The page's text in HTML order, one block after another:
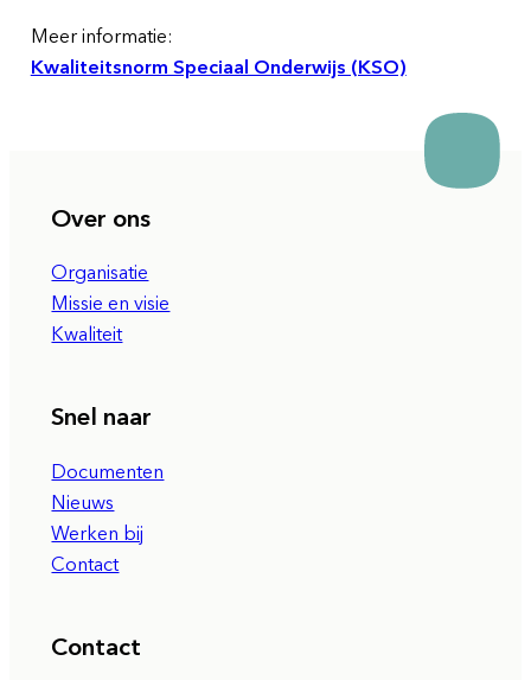
Meer informatie:
Kwaliteitsnorm Speciaal Onderwijs (KSO)
Over ons
Organisatie
Missie en visie
Kwaliteit
Snel naar
Documenten
Nieuws
Werken bij
Contact
Contact